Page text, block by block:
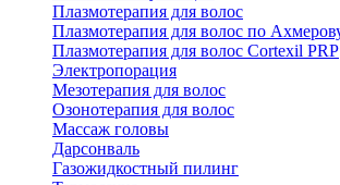
Плазмотерапия для волос
Плазмотерапия для волос по
Плазмотерапия для волос Cortexil PRP
Электропорация
Мезотерапия для волос
Озонотерапия для волос
Массаж головы
Дарсонваль
Газожидкостный пилинг